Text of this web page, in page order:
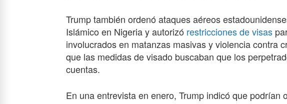
Trump también ordenó ataques aéreos
Islámico en Nigeria y autorizó restricciones de visas
involucrados en matanzas masivas y violencia contra
que las medidas de visado buscaban que los
cuentas.
En una entrevista en enero, Trump indicó que podrían